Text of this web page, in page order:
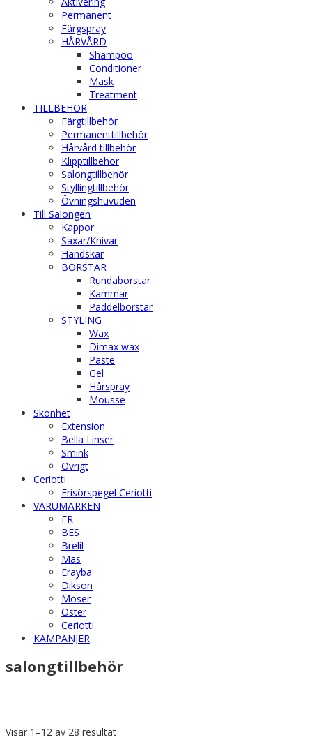
Permanent
Färgspray
HÅRVÅRD
Shampoo
Conditioner
Mask
Treatment
TILLBEHÖR
Färgtillbehör
Permanenttillbehör
Hårvård tillbehör
Klipptillbehör
Salongtillbehör
Styllingtillbehör
Övningshuvuden
Till Salongen
Kappor
Saxar/Knivar
Handskar
BORSTAR
Rundaborstar
Kammar
Paddelborstar
STYLING
Wax
Dimax wax
Paste
Gel
Hårspray
Mousse
Skönhet
Extension
Bella Linser
Smink
Övrigt
Ceriotti
Frisörspegel Ceriotti
VARUMÄRKEN
FR
BES
Brelil
Mas
Erayba
Dikson
Moser
Oster
Ceriotti
KAMPANJER
salongtillbehör
Visar 1–12 av 28 resultat